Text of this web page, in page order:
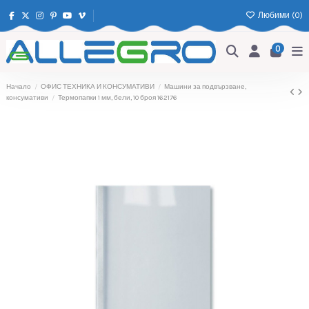
Любими (0)
0
Начало ОФИС ТЕХНИКА И КОНСУМАТИВИ
Машини за подвързване,
консумативи
Термопапки 1 мм, бели, 10 броя 162176